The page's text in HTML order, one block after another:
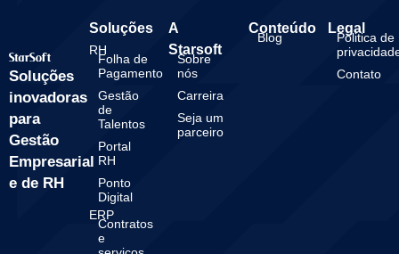
Soluções
inovadoras
para
Gestão
Empresarial
e de RH
Soluções
RH
Folha de
Pagamento
Gestão
de
Talentos
Portal
RH
Ponto
Digital
ERP
Contratos
e
A
Starsoft
Sobre
nós
Carreira
Seja um
parceiro
Conteúdo
Blog
Legal
Politica de
Contato